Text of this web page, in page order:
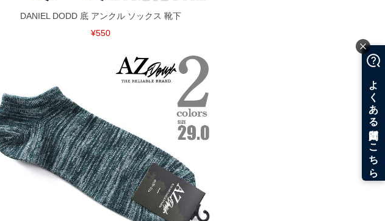
DANIEL DODD 底 アンクル ソックス 靴下
¥550